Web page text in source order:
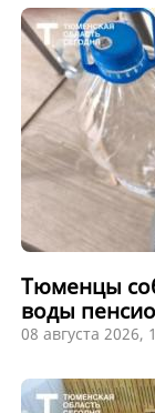
Тюменцы
воды
08 августа 2026,